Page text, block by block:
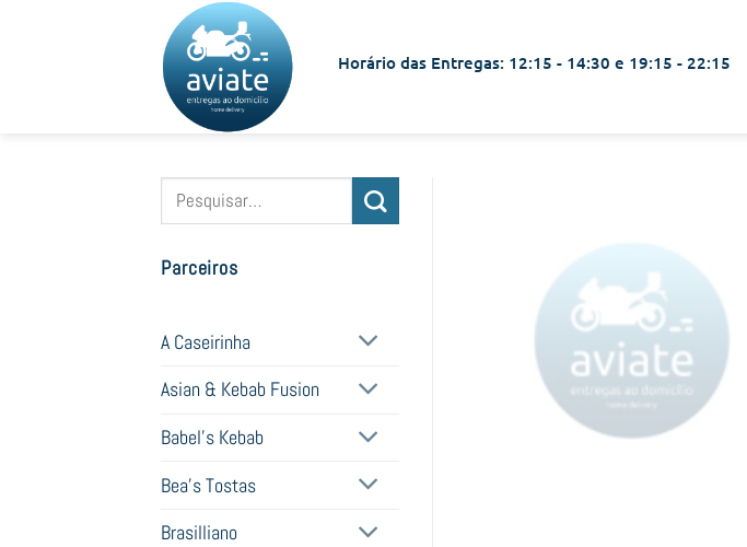
Horário das Entregas: 12:15 - 14:30 e 19:15 - 22:15
Pesquisar
Parceiros
A Caseirinha
Asian & Kebab Fusion
Babel's Kebab
Bea's Tostas
Brasilliano